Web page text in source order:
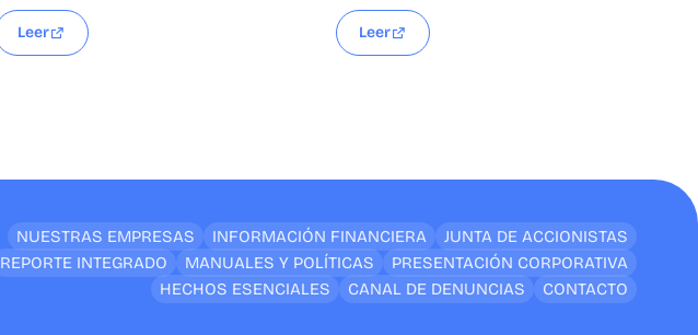
Leer Leer
NUESTRAS EMPRESAS INFORMACIÓN FINANCIERA
JUNTA DE ACCIONISTAS
REPORTE INTEGRADO
MANUALES Y POLÍTICAS
PRESENTACIÓN CORPORATIVA
HECHOS ESENCIALES
CANAL DE DENUNCIAS CONTACTO